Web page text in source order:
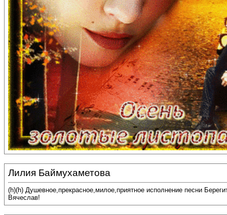
Лилия Баймухаметова
(h)(h) Душевное,прекрасное,милое,приятное исполнение песни
Вячеслав!